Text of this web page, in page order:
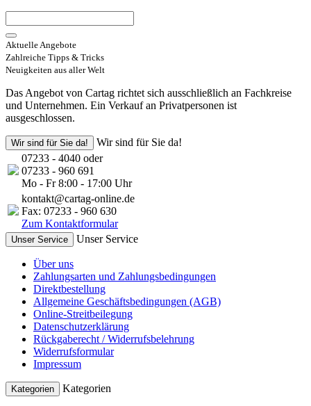
Aktuelle Angebote
Zahlreiche Tipps & Tricks
Neuigkeiten aus aller Welt
Das Angebot von Cartag richtet sich ausschließlich an Fachkreise
und Unternehmen. Ein Verkauf an Privatpersonen ist
ausgeschlossen.
Wir sind für Sie da!
Wir sind für Sie da!
07233 - 4040 oder
07233 - 960 691
Mo - Fr 8:00 - 17:00 Uhr
kontakt@cartag-online.de
Fax: 07233 - 960 630
Zum Kontaktformular
Unser Service Unser Service
Über uns
Zahlungsarten und Zahlungsbedingungen
Direktbestellung
Allgemeine Geschäftsbedingungen (AGB)
Online-Streitbeilegung
Datenschutzerklärung
Rückgaberecht / Widerrufsbelehrung
Widerrufsformular
Impressum
Kategorien Kategorien